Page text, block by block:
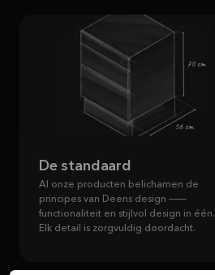
De standaard
Al onze producten belichamen de
principes van Deens design —
functionaliteit en stijlvol design in één.
Elk detail is zorgvuldig doordacht.